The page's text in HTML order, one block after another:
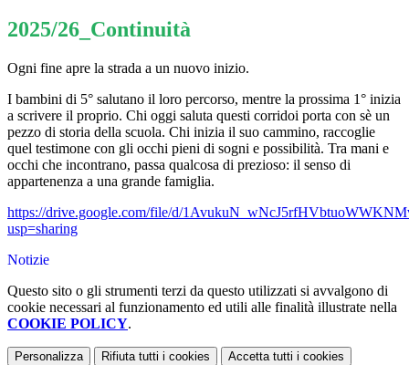
2025/26_Continuità
Ogni fine apre la strada a un nuovo inizio.
I bambini di 5° salutano il loro percorso, mentre la prossima 1° inizia
a scrivere il proprio. Chi oggi saluta questi corridoi porta con sè un
pezzo di storia della scuola. Chi inizia il suo cammino, raccoglie
quel testimone con gli occhi pieni di sogni e possibilità. Tra mani e
occhi che incontrano, passa qualcosa di prezioso: il senso di
appartenenza a una grande famiglia.
https://drive.google.com/file/d/
usp=sharing
Notizie
Questo sito o gli strumenti terzi da questo utilizzati si avvalgono di
cookie necessari al funzionamento ed utili alle finalità illustrate nella
COOKIE POLICY.
Personalizza Rifiuta tutti i cookies Accetta tutti i cookies